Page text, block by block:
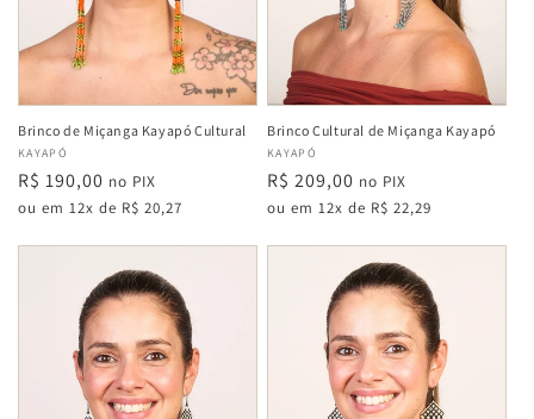
Brinco de Miçanga Kayapó Cultural
Fabricante:
KAYAPÓ
Preço
normal
R$ 190,00 no PIX
ou em 12x de R$ 20,27
Brinco Cultural de Miçanga Kayapó
Fabricante:
KAYAPÓ
Preço
normal
R$ 209,00 no PIX
ou em 12x de R$ 22,29